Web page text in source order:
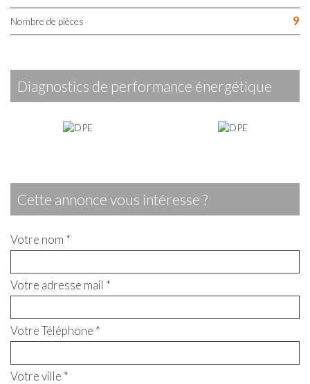
Nombre de pièces 9
diagnostics de performance énergétique
cette annonce vous intéresse ?
Votre nom *
Votre adresse mail *
Votre Téléphone *
Votre ville *